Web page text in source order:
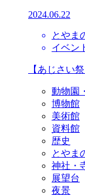
2024.06.22
とやま
イベン
【あじさい
動物園
博物館
美術館
資料館
歴史
とやま
神社・
展望台
夜景